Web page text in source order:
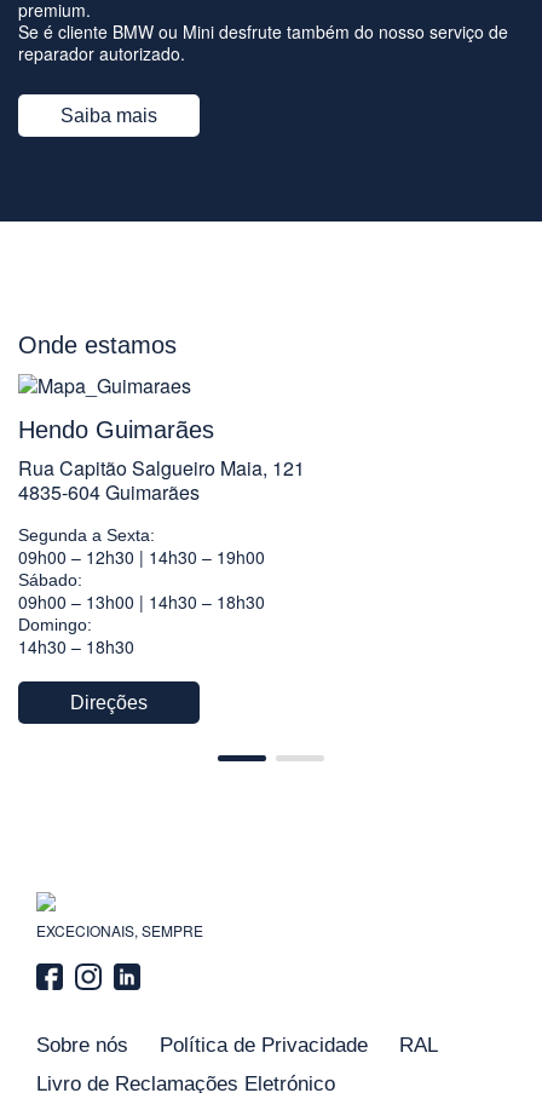
premium.
Se é cliente BMW ou Mini desfrute também do nosso serviço de
reparador autorizado.
Saiba mais
Onde estamos
Hendo Guimarães
Rua Capitão Salgueiro Maia, 121
4835-604 Guimarães
Segunda a Sexta:
09h00 – 12h30 | 14h30 – 19h00
Sábado:
09h00 – 13h00 | 14h30 – 18h30
Domingo:
14h30 – 18h30
Direções
EXCECIONAIS, SEMPRE
Sobre nós Política de Privacidade
RAL
Livro de Reclamações Eletrónico